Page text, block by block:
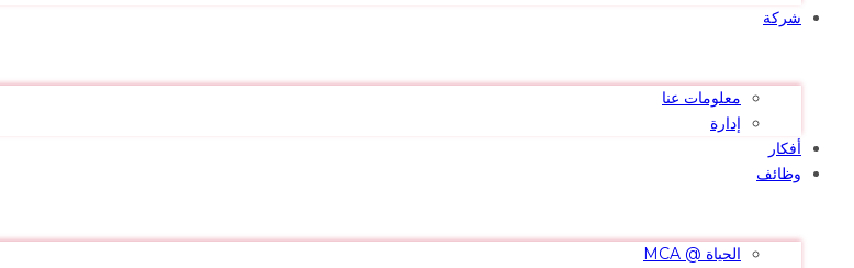
شركة
معلومات عنا
إدارة
أفكار
وظائف
الحياة @ MCA